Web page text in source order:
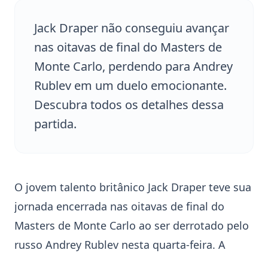
Jack Draper não conseguiu avançar
nas oitavas de final do Masters de
Monte Carlo, perdendo para Andrey
Rublev em um duelo emocionante.
Descubra todos os detalhes dessa
partida.
O jovem talento britânico Jack Draper teve sua
jornada encerrada nas oitavas de final do
Masters de Monte Carlo ao ser derrotado pelo
russo Andrey Rublev nesta quarta-feira. A